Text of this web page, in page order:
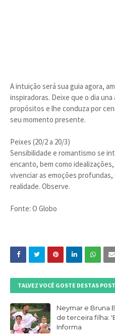
A intuição será sua guia agora,
inspiradoras. Deixe que o dia una
propósitos e lhe conduza por
seu momento presente.
Peixes (20/2 a 20/3)
Sensibilidade e romantismo se
encanto, bem como
vivenciar as emoções
realidade. Observe.
Fonte: O Globo
TALVEZ VOCÊ GOSTE DESTAS
Neymar e Bruna
de terceira filha:
Informa